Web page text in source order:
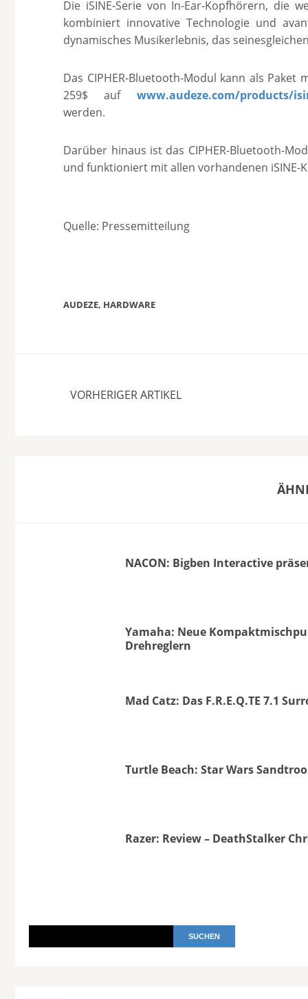
Die iSINE-Serie von In-Ear-Kopfhörern, die
kombiniert innovative Technologie und
dynamisches Musikerlebnis, das
Das CIPHER-Bluetooth-Modul kann als Paket
259$ auf www.audeze.com/products/
werden.
Darüber hinaus ist das CIPHER-Bluetooth-
und funktioniert mit allen vorhandenen iSINE-
Quelle: Pressemitteilung
AUDEZE, HARDWARE
VORHERIGER ARTIKEL
NACON: Bigben Interactive
Yamaha: Neue
Drehreglern
Mad Catz: Das F.R.E.Q.TE 7.1
Turtle Beach: Star Wars
Razer: Review – DeathStalker